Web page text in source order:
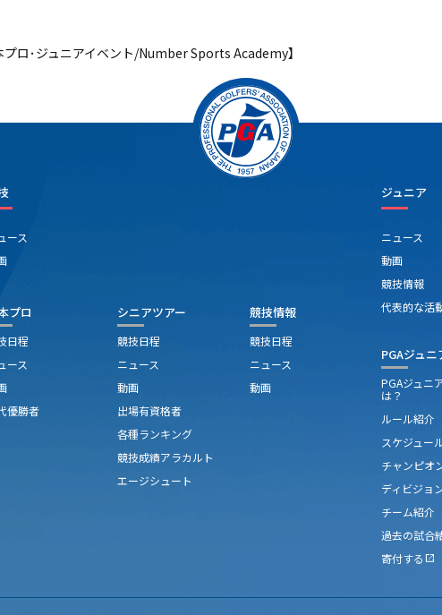
プロ･ジュニアイベント/Number Sports Academy】
ース
プロ
日程
ース
優勝者
シニアツアー
競技日程
ニュース
動画
出場有資格者
各種ランキング
競技成績アラカルト
エージシュート
競技情報
競技日程
ニュース
動画
ジュニア
ニュース
動画
競技情報
代表的な活
PGAジュ
PGAジュニ
は？
ルール紹介
スケジュー
チャンピオ
ディビジョ
チーム紹介
過去の試合
寄付する open_in_new